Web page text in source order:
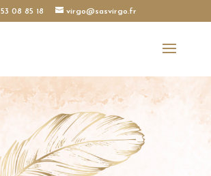
08 85 18 virgo@sasvirgo.fr